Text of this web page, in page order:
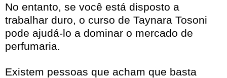
No entanto, se você está disposto a
trabalhar duro, o curso de Taynara Tosoni
pode ajudá-lo a dominar o mercado de
perfumaria.
Existem pessoas que acham que basta